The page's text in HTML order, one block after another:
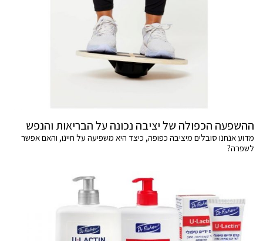
ההשפעה הכפולה של יציבה נכונה על הבריאות והנפש
מדוע אנחנו סובלים מיציבה כפופה, כיצד היא משפיעה על חיינו, והאם אפשר
לשפרה?